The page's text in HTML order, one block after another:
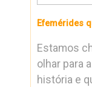
Efemérides
Estamos
olhar para
história e